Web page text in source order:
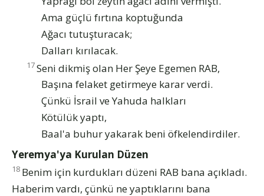
Ama güçlü fırtına koptuğunda
Ağacı tutuşturacak;
Dalları kırılacak.
17Seni dikmiş olan Her Şeye Egemen RAB,
Başına felaket getirmeye karar verdi.
Çünkü İsrail ve Yahuda halkları
Kötülük yaptı,
Baal'a buhur yakarak beni öfkelendirdiler.
Yeremya'ya Kurulan Düzen
18 Benim için kurdukları düzeni RAB bana açıkladı.
Haberim vardı, çünkü ne yaptıklarını bana